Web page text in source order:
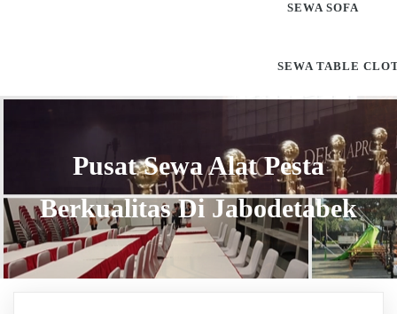
SEWA SOFA
SEWA TABLE
Pusat Sewa Alat Pesta
Berkualitas Di Jabodetabek